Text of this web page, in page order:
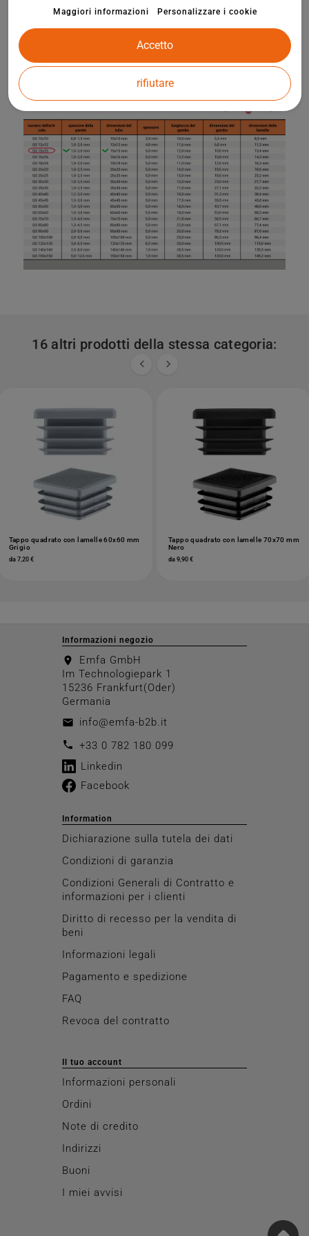
16 altri prodotti della stessa categoria:
 
Tappo quadrato con lamelle 60x60 mm
Grigio
da 7,20 €
Tappo quadrato con lamelle 70x70 mm
Nero
da 9,90 €
Maggiori informazioni Personalizzare i cookie
rifiutare
Accetto
Informazioni negozio
location_on
Emfa GmbH
Im Technologiepark 1
15236 Frankfurt(Oder)
Germania
email info@emfa-b2b.it
call +33 0 782 180 099
Linkedin
Facebook
Information
Dichiarazione sulla tutela dei dati
Condizioni di garanzia
Condizioni Generali di Contratto e
informazioni per i clienti
Diritto di recesso per la vendita di
beni
Informazioni legali
Pagamento e spedizione
FAQ
Revoca del contratto
Il tuo account
Informazioni personali
Ordini
Note di credito
Indirizzi
Buoni
I miei avvisi